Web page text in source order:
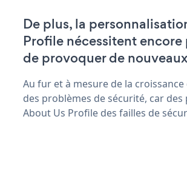
De plus, la
Profile nécessitent
de provoquer de
Au fur et à mesure de la
des problèmes de sécurité, car
About Us Profile des failles de